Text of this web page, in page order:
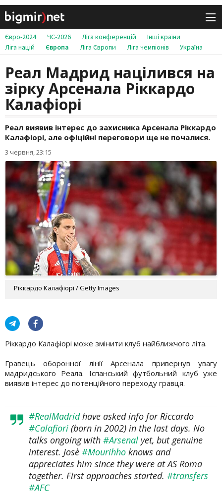
Євро-2024 ЧС-2026 Ліга конференцій
Інші країни
Ліга націй
Європа Ліга Європи Ліга чемпіонів Україна
Реал Мадрид націлився на
зірку Арсенала Ріккардо
Калафіорі
Реал виявив інтерес до захисника Арсенала Ріккардо
Калафіорі, але офіційні переговори ще не почалися.
3 червня, 23:15
Ріккардо Калафіорі / Getty Images
Ріккардо Калафіорі може змінити клуб найближчого літа.
Гравець оборонної лінії Арсенала привернув увагу
мадридського Реала. Іспанський футбольний клуб уже
виявив інтерес до потенційного переходу гравця.
#RealMadridhave asked info for Riccardo
#Calafiori (born in 2002) in the last days. No
talks ongoing with #Arsenal yet, but genuine
interest. Josè #Mourihho knows and
appreciates him since they were at AS Roma
together. First approaches started. #transfers
#AFC